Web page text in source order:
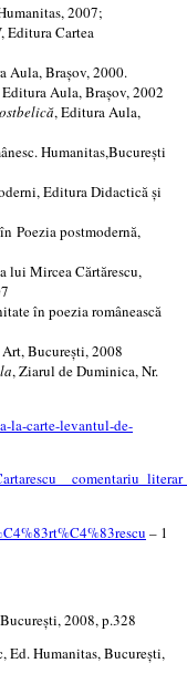
2007;
Editura Cartea
Aula, Brașov, 2000.
¸ Editura Aula, Brașov, 2002
, Editura Aula,
Humanitas,București
Editura Didactică și
Poezia postmodernă,
lui Mircea Cărtărescu,
în poezia românească
București, 2008
, Ziarul de Duminica, Nr.
la-carte-levantul-de-
– 1
2008, p.328
Ed. Humanitas, București,